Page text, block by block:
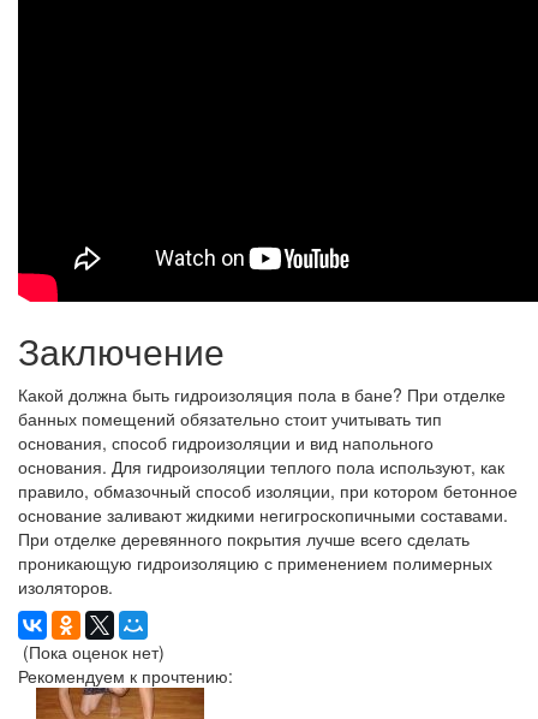
Заключение
Какой должна быть гидроизоляция пола в бане? При отделке
банных помещений обязательно стоит учитывать тип
основания, способ гидроизоляции и вид напольного
основания. Для гидроизоляции теплого пола используют, как
правило, обмазочный способ изоляции, при котором бетонное
основание заливают жидкими негигроскопичными составами.
При отделке деревянного покрытия лучше всего сделать
проникающую гидроизоляцию с применением полимерных
изоляторов.
(Пока оценок нет)
Рекомендуем к прочтению: